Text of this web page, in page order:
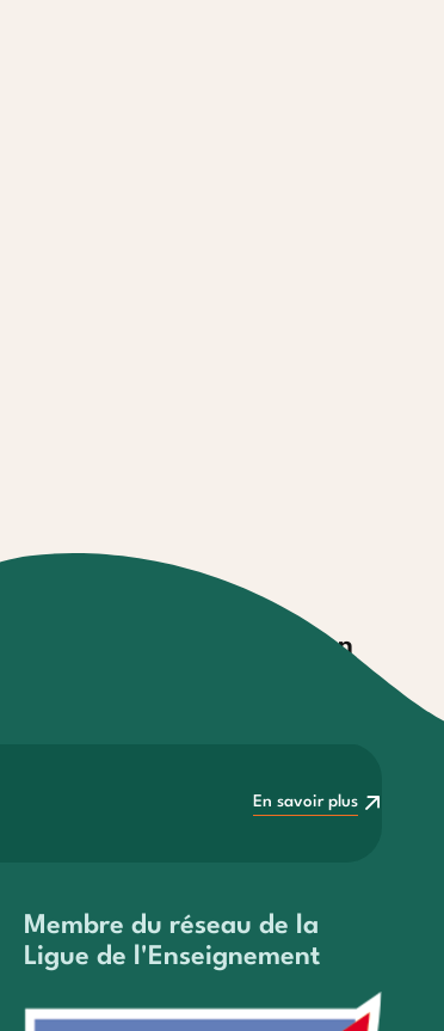
Garantie annulation
En savoir plus
Membre du réseau de la
Ligue de l'Enseignement